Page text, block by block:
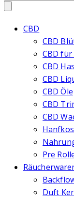
CBD
CBD
CBD für
CBD
CBD
CBD Öle
CBD
CBD
Pre
Duft